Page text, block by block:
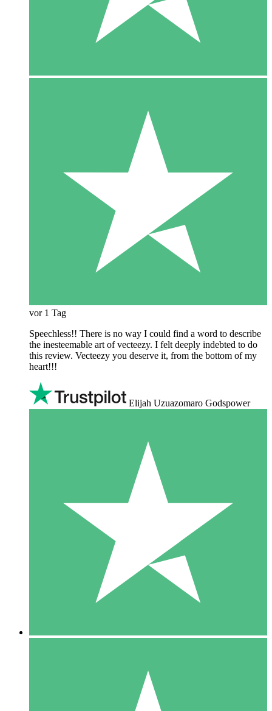
vor 1 Tag
Speechless!! There is no way I could find a word to describe
the inesteemable art of vecteezy. I felt deeply indebted to do
this review. Vecteezy you deserve it, from the bottom of my
heart!!!
Elijah Uzuazomaro Godspower